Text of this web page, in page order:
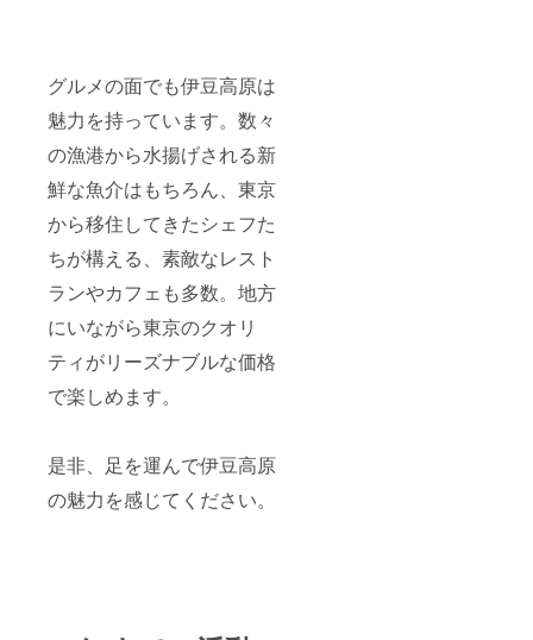
グルメの面でも伊豆高原は
魅力を持っています。数々
の漁港から水揚げされる新
鮮な魚介はもちろん、東京
から移住してきたシェフた
ちが構える、素敵なレスト
ランやカフェも多数。地方
にいながら東京のクオリ
ティがリーズナブルな価格
で楽しめます。
是非、足を運んで伊豆高原
の魅力を感じてください。